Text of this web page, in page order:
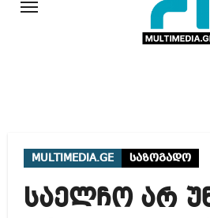
MULTIMEDIA.GE საზოგადო
საელჩო არ